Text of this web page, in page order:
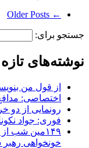
← Older Posts
جستجو برای:
نوشته‌های تازه
از قول من
اختصاصی:
رونمایی از دو
فوری: جواد
۱۴۹مین شب
خونخواهی رهبر